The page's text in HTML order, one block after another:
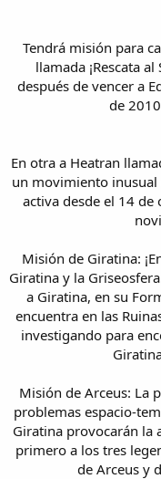
Tendrá misión para
llamada ¡Rescata
después de vencer a
de
En otra a Heatran
un movimiento inusual
activa desde el 14 de
Misión de Giratina:
Giratina y la
a Giratina, en su
encuentra en las
investigando para
Misión de Arceus: La
problemas espacio-
Giratina provocarán la
primero a los tres
de Arceus y